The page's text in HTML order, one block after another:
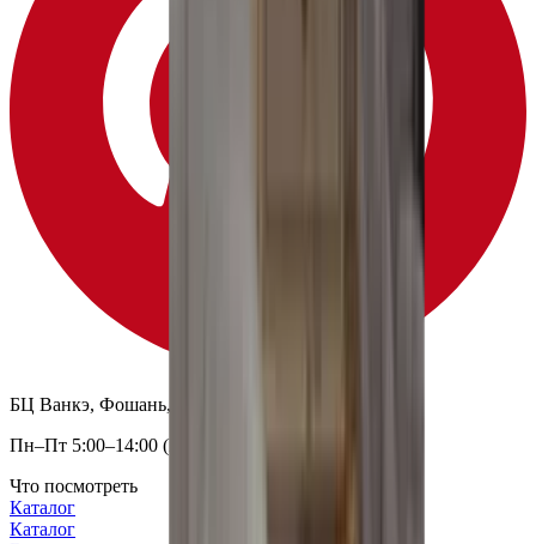
БЦ Ванкэ, Фошань, Гуандун, Китай
Пн–Пт 5:00–14:00 (Мск)
Что посмотреть
Каталог
Каталог